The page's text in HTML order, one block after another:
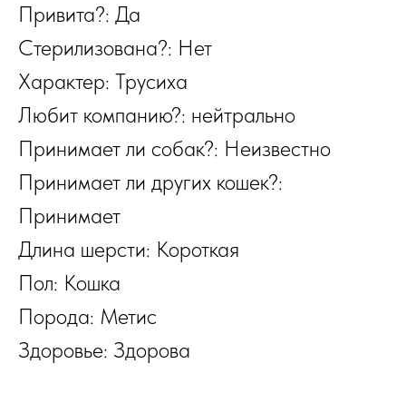
Привита?: Да
Стерилизована?: Нет
Характер: Трусиха
Любит компанию?: нейтрально
Принимает ли собак?: Неизвестно
Принимает ли других кошек?:
Принимает
Длина шерсти: Короткая
Пол: Кошка
Порода: Метис
Здоровье: Здорова